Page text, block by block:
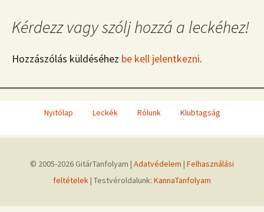
Kérdezz vagy szólj hozzá a leckéhez!
Hozzászólás küldéséhez be kell jelentkezni.
Nyitólap Leckék Rólunk Klubtagság
© 2005-2026 GitárTanfolyam | Adatvédelem | Felhasználási
feltételek| Testvéroldalunk: KannaTanfolyam